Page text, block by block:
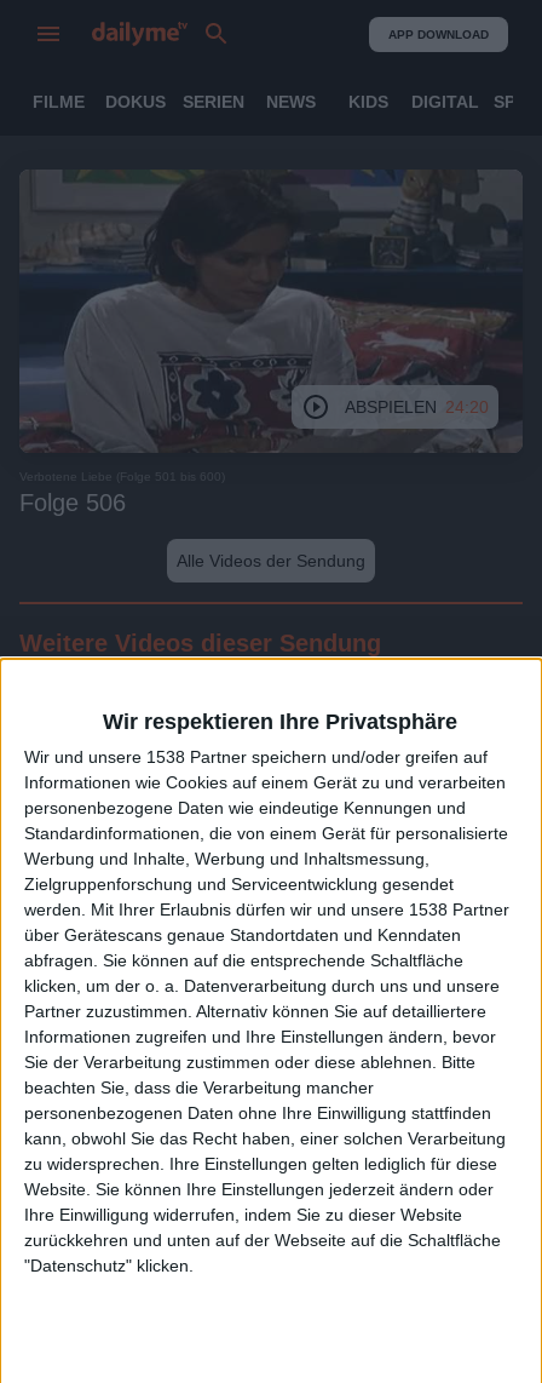
Wir respektieren Ihre Privatsphäre
Wir und unsere 1538 Partner speichern und/oder greifen auf
Informationen wie Cookies auf einem Gerät zu und verarbeiten
personenbezogene Daten wie eindeutige Kennungen und
Standardinformationen, die von einem Gerät für personalisierte
Werbung und Inhalte, Werbung und Inhaltsmessung,
Zielgruppenforschung und Serviceentwicklung gesendet
werden. Mit Ihrer Erlaubnis dürfen wir und unsere 1538 Partner
über Gerätescans genaue Standortdaten und Kenndaten
abfragen. Sie können auf die entsprechende Schaltfläche
klicken, um der o. a. Datenverarbeitung durch uns und unsere
Partner zuzustimmen. Alternativ können Sie auf detailliertere
Informationen zugreifen und Ihre Einstellungen ändern, bevor
Sie der Verarbeitung zustimmen oder diese ablehnen. Bitte
beachten Sie, dass die Verarbeitung mancher
personenbezogenen Daten ohne Ihre Einwilligung stattfinden
kann, obwohl Sie das Recht haben, einer solchen Verarbeitung
zu widersprechen. Ihre Einstellungen gelten lediglich für diese
Website. Sie können Ihre Einstellungen jederzeit ändern oder
Ihre Einwilligung widerrufen, indem Sie zu dieser Website
zurückkehren und unten auf der Webseite auf die Schaltfläche
"Datenschutz" klicken.
APP DOWNLOAD
FILME DOKUS SERIEN NEWS KIDS DIGITAL
ABSPIELEN 24:20
Verbotene Liebe (Folge 501 bis 600)
Folge 506
Alle Videos der Sendung
Weitere Videos dieser Sendung
Folge 507